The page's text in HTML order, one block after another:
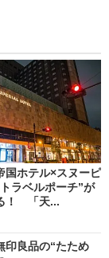
国ホテル×スヌーピ
ラベルポーチ”が
！ 「天...
印良品の“たため